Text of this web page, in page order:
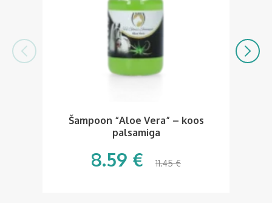
Šampoon “Aloe Vera” – koos
palsamiga
8.59 € 11.45€